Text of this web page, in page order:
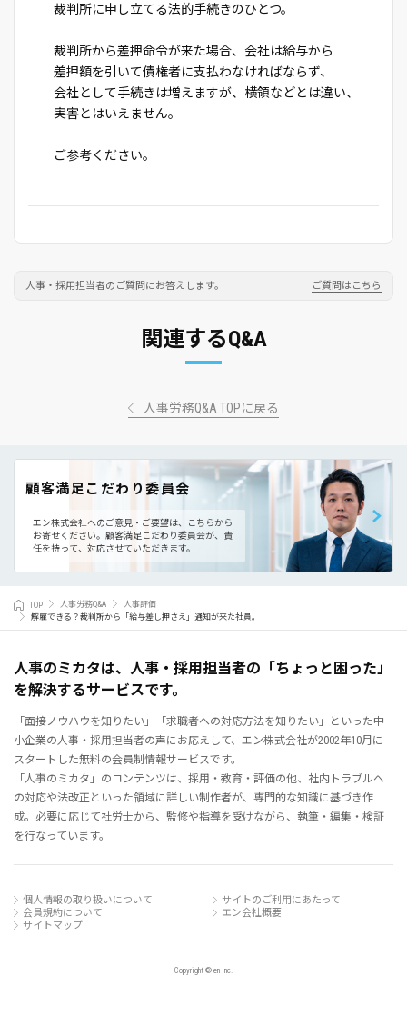
裁判所に申し立てる法的手続きのひとつ。
裁判所から差押命令が来た場合、会社は給与から
差押額を引いて債権者に支払わなければならず、
会社として手続きは増えますが、横領などとは違い、
実害とはいえません。
ご参考ください。
人事・採用担当者のご質問にお答えします。 ご質問はこちら
関連するQ&A
人事労務Q&A TOPに戻る
顧客満足こだわり委員会
エン株式会社へのご意見・ご要望は、こちらから
お寄せください。 顧客満足こだわり委員会が、責
任を持って、対応させていただきます。
TOP 人事労務Q&A
人事評価
解雇できる？裁判所から「給与差し押さえ」通知が来た社員。
人事のミカタは、人事・採用担当者の「ちょっと困った」
を解決するサービスです。
「面接ノウハウを知りたい」「求職者への対応方法を知りたい」といった中
小企業の人事・採用担当者の声にお応えして、エン株式会社が2002年10月に
スタートした無料の会員制情報サービスです。
「人事のミカタ」のコンテンツは、採用・教育・評価の他、社内トラブルへ
の対応や法改正といった領域に詳しい制作者が、専門的な知識に基づき作
成。必要に応じて社労士から、監修や指導を受けながら、執筆・編集・検証
を行なっています。
個人情報の取り扱いについて
サイトのご利用にあたって
会員規約について
エン会社概要
サイトマップ
Copyright © en Inc.